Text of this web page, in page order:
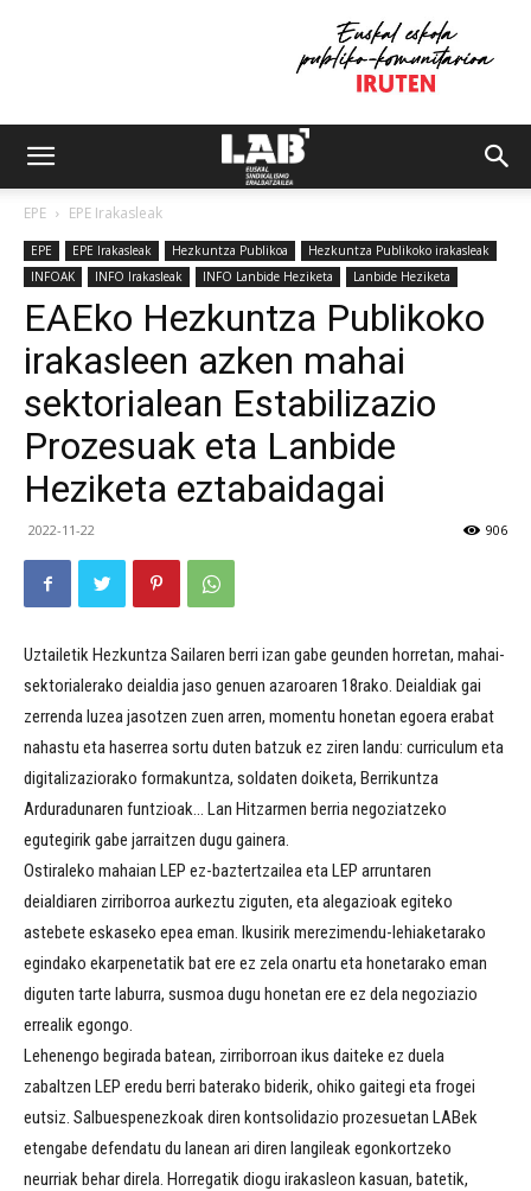
EPE EPE Irakasleak
EPE EPE Irakasleak Hezkuntza Publikoa
Hezkuntza Publikoko irakasleak
INFOAK
INFO Irakasleak INFO Lanbide Heziketa Lanbide Heziketa
EAEko Hezkuntza Publikoko
irakasleen azken mahai
sektorialean Estabilizazio
Prozesuak eta Lanbide
Heziketa eztabaidagai
2022-11-22 906
Uztailetik Hezkuntza Sailaren berri izan gabe geunden horretan, mahai-
sektorialerako deialdia jaso genuen azaroaren 18rako. Deialdiak gai
zerrenda luzea jasotzen zuen arren, momentu honetan egoera erabat
nahastu eta haserrea sortu duten batzuk ez ziren landu: curriculum eta
digitalizaziorako formakuntza, soldaten doiketa, Berrikuntza
Arduradunaren funtzioak… Lan Hitzarmen berria negoziatzeko
egutegirik gabe jarraitzen dugu gainera.
Ostiraleko mahaian LEP ez-baztertzailea eta LEP arruntaren
deialdiaren zirriborroa aurkeztu ziguten, eta alegazioak egiteko
astebete eskaseko epea eman. Ikusirik merezimendu-lehiaketarako
egindako ekarpenetatik bat ere ez zela onartu eta honetarako eman
diguten tarte laburra, susmoa dugu honetan ere ez dela negoziazio
errealik egongo.
Lehenengo begirada batean, zirriborroan ikus daiteke ez duela
zabaltzen LEP eredu berri baterako biderik, ohiko gaitegi eta frogei
eutsiz. Salbuespenezkoak diren kontsolidazio prozesuetan LABek
etengabe defendatu du lanean ari diren langileak egonkortzeko
neurriak behar direla. Horregatik diogu irakasleon kasuan, batetik,